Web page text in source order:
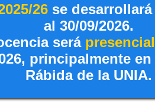
26 se desarrollará
al 30/09/2026.
será presencial
principalmente
Rábida de la UNIA.